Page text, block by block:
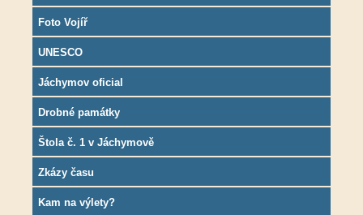
Foto Vojíř
UNESCO
Jáchymov oficial
Drobné památky
Štola č. 1 v Jáchymově
Zkázy času
Kam na výlety?